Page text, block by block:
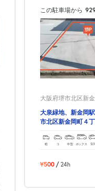
この駐車場から
大阪府堺市北区新
大泉緑地、新金岡
市北区新金岡町４
軽 コ 中型 ボックス
¥500 / 24h